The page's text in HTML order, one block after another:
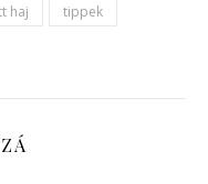
haj
tippek